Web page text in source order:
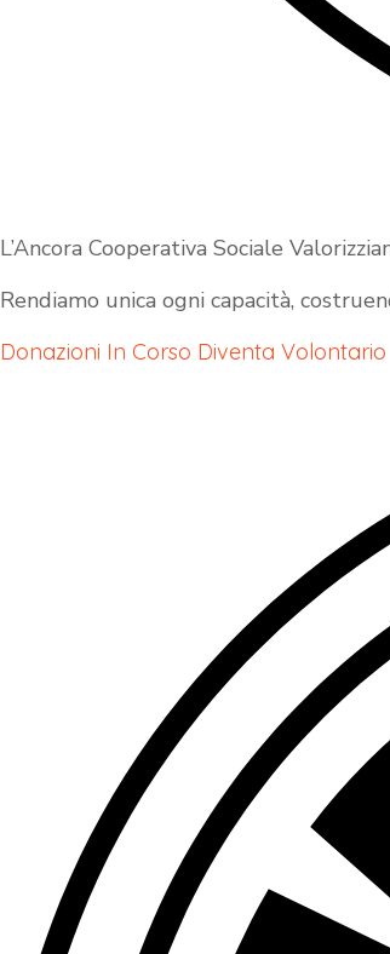
L’Ancora Cooperativa Sociale
Rendiamo unica ogni capacità,
Donazioni In Corso Diventa Volontario